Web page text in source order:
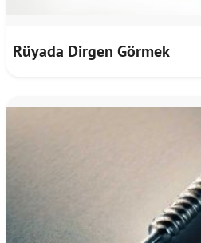
Rüyada Dirgen Görmek